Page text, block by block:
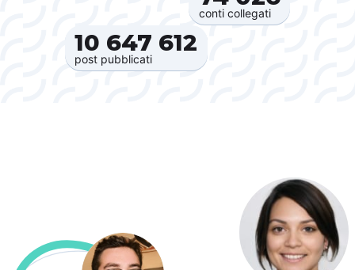
conti collegati
10 647 612‍
post pubblicati